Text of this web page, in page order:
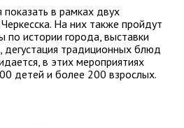
показать в рамках двух
На них также пройдут
по истории города, выставки
традиционных блюд
в этих мероприятиях
детей и более 200 взрослых.